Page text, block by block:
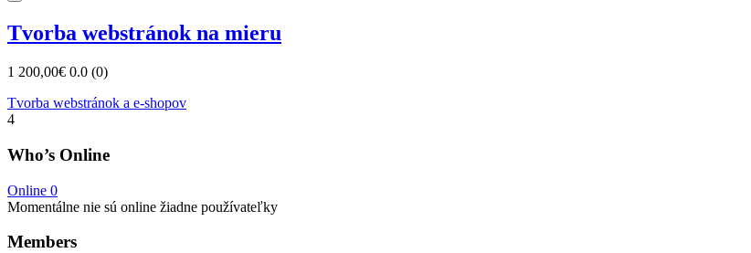
Tvorba webstránok na mieru
1 200,00€ 0.0 (0)
Tvorba webstránok a e-shopov
4
Who’s Online
Online 0
Momentálne nie sú online žiadne používateľky
Members